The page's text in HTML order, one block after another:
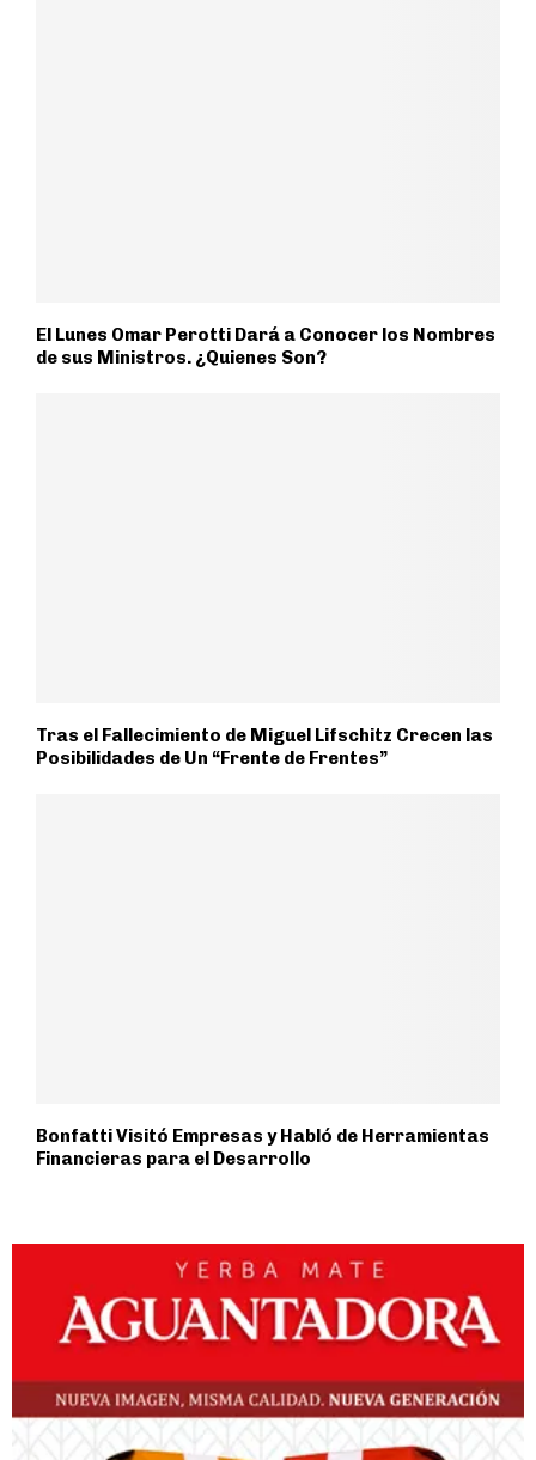
El Lunes Omar Perotti Dará a Conocer los Nombres
de sus Ministros. ¿Quienes Son?
Tras el Fallecimiento de Miguel Lifschitz Crecen las
Posibilidades de Un “Frente de Frentes”
Bonfatti Visitó Empresas y Habló de Herramientas
Financieras para el Desarrollo